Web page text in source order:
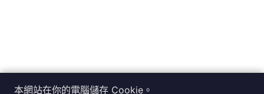
本網站在你的電腦儲存 Cookie。